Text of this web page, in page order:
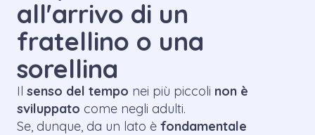
all'arrivo di un
fratellino o una
sorellina
Il senso del tempo nei più piccoli non è
sviluppato come negli adulti.
Se, dunque, da un lato è fondamentale